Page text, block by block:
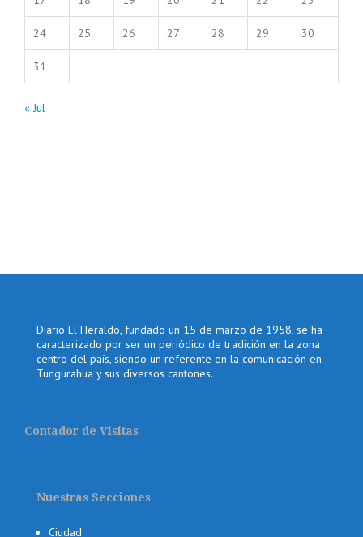
24 25 26 27 28 29 30
31
« Jul
Diario El Heraldo, fundado un 15 de marzo de 1958, se ha
caracterizado por ser un periódico de tradición en la zona
centro del país, siendo un referente en la comunicación en
Tungurahua y sus diversos cantones.
Contador de Visitas
Nuestras Secciones
Ciudad